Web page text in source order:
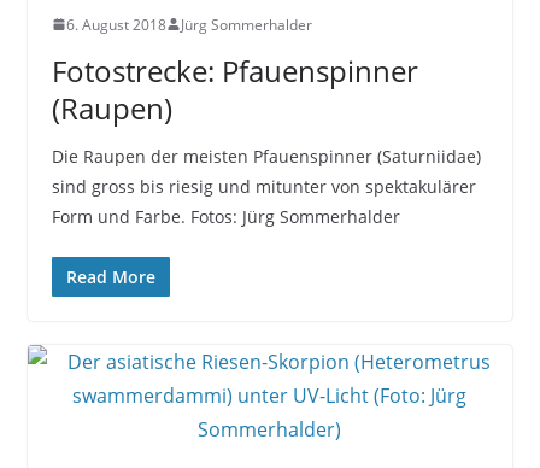
6. August 2018 Jürg Sommerhalder
Fotostrecke: Pfauenspinner
(Raupen)
Die Raupen der meisten Pfauenspinner (Saturniidae)
sind gross bis riesig und mitunter von spektakulärer
Form und Farbe. Fotos: Jürg Sommerhalder
Read More